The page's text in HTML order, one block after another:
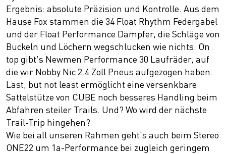
Ergebnis: absolute Präzision und Kontrolle. Aus dem
Hause Fox stammen die 34 Float Rhythm Federgabel
und der Float Performance Dämpfer, die Schläge von
Buckeln und Löchern wegschlucken wie nichts. On
top gibt's Newmen Performance 30 Laufräder, auf
die wir Nobby Nic 2.4 Zoll Pneus aufgezogen haben.
Last, but not least ermöglicht eine versenkbare
Sattelstütze von CUBE noch besseres Handling beim
Abfahren steiler Trails. Und? Wo wird der nächste
Trail-Trip hingehen?
Wie bei all unseren Rahmen geht's auch beim Stereo
ONE22 um 1a-Performance bei zugleich geringem